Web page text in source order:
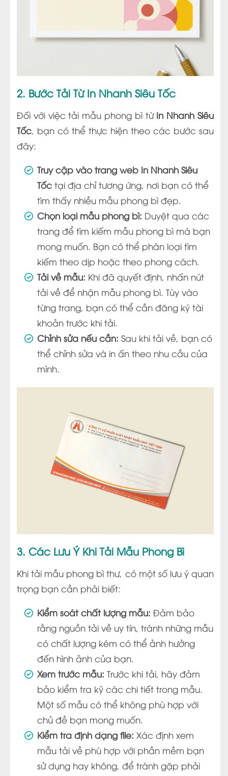
2. Bước Tải Từ In Nhanh Siêu Tốc
Đối với việc tải mẫu phong bì từ In Nhanh Siêu
Tốc, bạn có thể thực hiện theo các bước sau
đây:
Truy cập vào trang web In Nhanh Siêu
Tốc tại địa chỉ tương ứng, nơi bạn có thể
tìm thấy nhiều mẫu phong bì đẹp.
Chọn loại mẫu phong bì: Duyệt qua các
trang để tìm kiếm mẫu phong bì mà bạn
mong muốn. Bạn có thể phân loại tìm
kiếm theo dịp hoặc theo phong cách.
Tải về mẫu: Khi đã quyết định, nhấn nút
tải về để nhận mẫu phong bì. Tùy vào
từng trang, bạn có thể cần đăng ký tài
khoản trước khi tải.
Chỉnh sửa nếu cần: Sau khi tải về, bạn có
thể chỉnh sửa và in ấn theo nhu cầu của
mình.
3. Các Lưu Ý Khi Tải Mẫu Phong Bì
Khi tải mẫu phong bì thư, có một số lưu ý quan
trọng bạn cần phải biết:
Kiểm soát chất lượng mẫu: Đảm bảo
rằng nguồn tải về uy tín, tránh những mẫu
có chất lượng kém có thể ảnh hưởng
đến hình ảnh của bạn.
Xem trước mẫu: Trước khi tải, hãy đảm
bảo kiểm tra kỹ các chi tiết trong mẫu.
Một số mẫu có thể không phù hợp với
chủ đề bạn mong muốn.
Kiểm tra định dạng file: Xác định xem
mẫu tải về phù hợp với phần mềm bạn
sử dụng hay không, để tránh gặp phải